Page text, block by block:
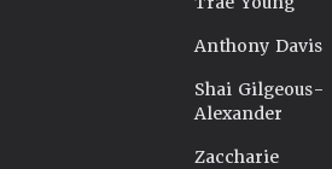
Anthony Davis
Shai Gilgeous-
Alexander
Zaccharie